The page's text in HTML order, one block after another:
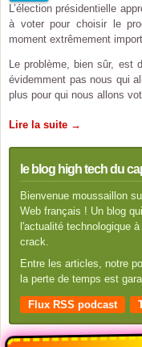
L’élection présidentielle
à voter pour choisir le
moment extrêmement
Le problème, bien sûr, est
évidemment pas nous qui
plus pour qui nous allons
Lire la suite →
le blog high tech du
Bienvenue moussaillon
Web français ! Un blog
l'actualité technologique
crack.
Entre les articles, notre
la perte de temps est
Flux RSS podcast